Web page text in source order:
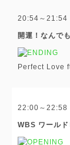
20:54～21:54
開運！なんで
Perfect Love
22:00～22:58
WBS ワールド